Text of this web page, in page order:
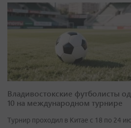
Владивостокские футболисты
10 на международном турнире
Турнир проходил в Китае с 18 по 24